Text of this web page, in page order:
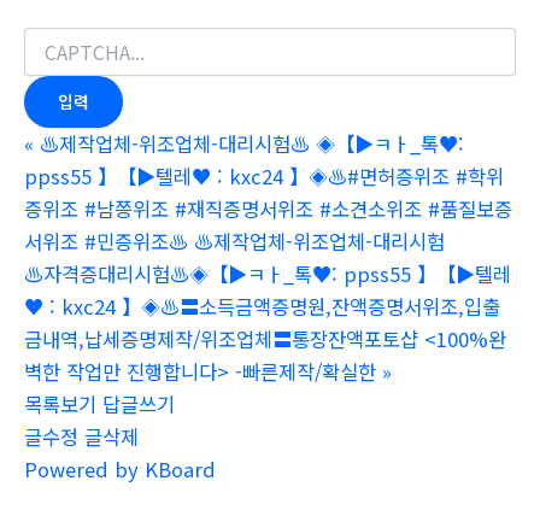
« ♨️제작업체-위조업체-대리시험♨️ ◈【▶ㅋㅏ_톡♥:
ppss55 】【▶텔레♥ : kxc24 】◈♨️#면허증위조 #학위
증위조 #남쯩위조 #재직증명서위조 #소견소위조 #품질보증
서위조 #민증위조♨️ ♨️제작업체-위조업체-대리시험
♨️자격증대리시험♨️◈【▶ㅋㅏ_톡♥: ppss55 】【▶텔레
♥ : kxc24 】◈♨️〓소득금액증명원,잔액증명서위조,입출
금내역,납세증명제작/위조업체〓통장잔액포토샵 <100%완
벽한 작업만 진행합니다> -빠른제작/확실한 »
목록보기 답글쓰기
글수정 글삭제
Powered by KBoard